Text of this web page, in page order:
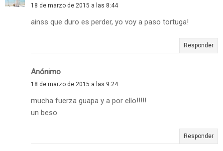
18 de marzo de 2015 a las 8:44
ainss que duro es perder, yo voy a paso tortuga!
Responder
Anónimo
18 de marzo de 2015 a las 9:24
mucha fuerza guapa y a por ello!!!!!
un beso
Responder